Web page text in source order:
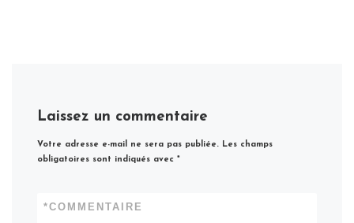
Laissez un commentaire
Votre adresse e-mail ne sera pas publiée. Les champs
obligatoires sont indiqués avec*
COMMENTAIRE
*